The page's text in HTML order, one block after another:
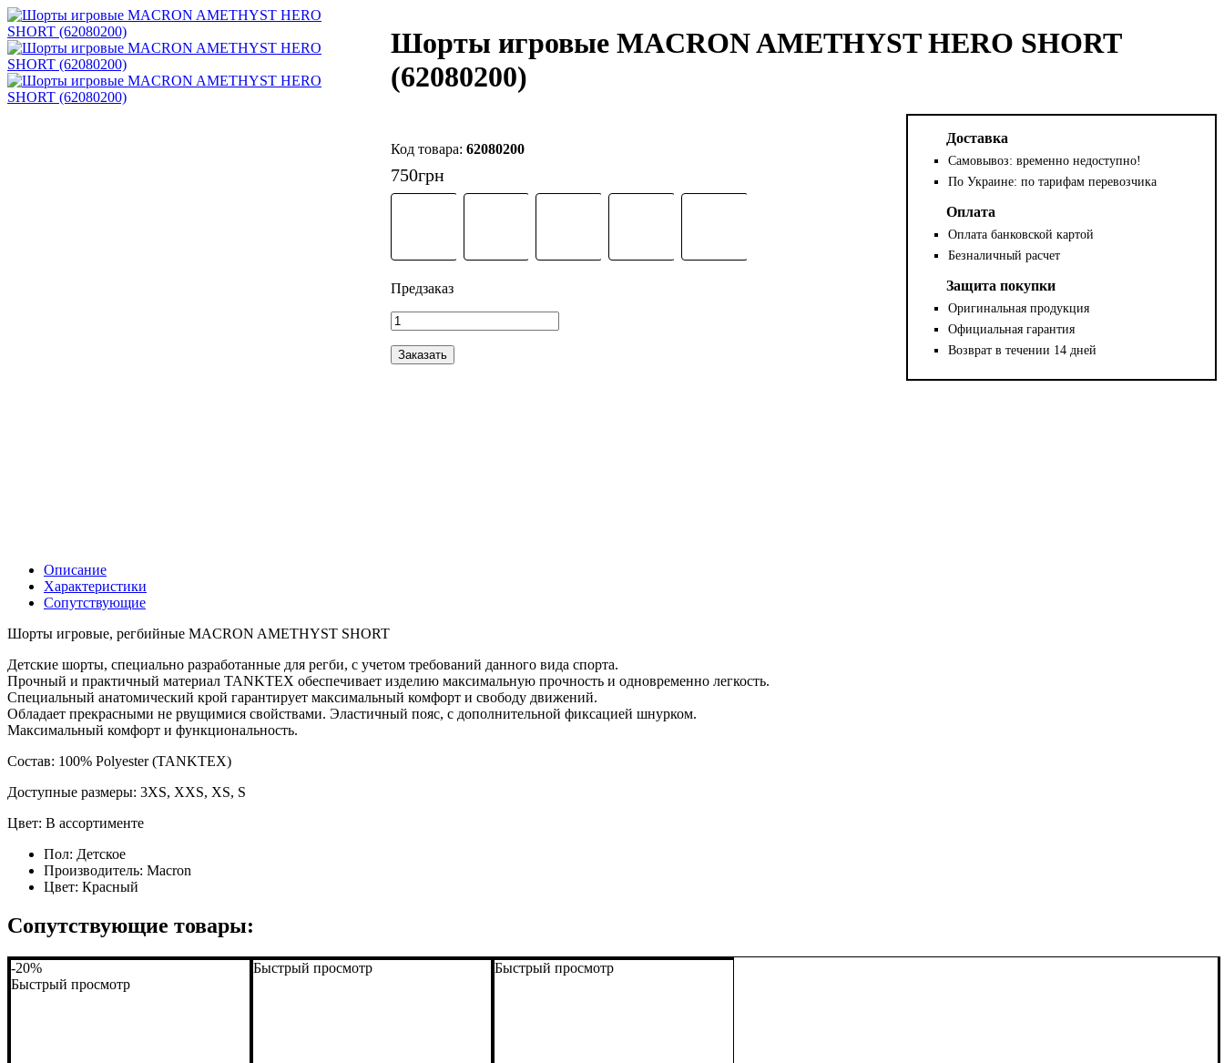
Шорты игровые MACRON AMETHYST HERO SHORT
(62080200)
62080200
750грн
Заказать
Доставка
Самовывоз: временно недоступно!
По Украине: по тарифам перевозчика
Оплата
Оплата банковской картой
Безналичный расчет
Защита покупки
Оригинальная продукция
Официальная гарантия
Возврат в течении 14 дней
Описание
Характеристики
Сопутствующие
Шорты игровые, регбийные MACRON AMETHYST SHORT
Детские шорты, специально разработанные для регби, с учетом требований данного вида спорта.
Прочный и практичный материал TANKTEX обеспечивает изделию максимальную прочность и одновременно легкость.
Специальный анатомический крой гарантирует максимальный комфорт и свободу движений.
Обладает прекрасными не рвущимися свойствами. Эластичный пояс, с дополнительной фиксацией шнурком.
Максимальный комфорт и функциональность.
Состав: 100% Polyester (TANKTEX)
Доступные размеры: 3XS, XXS, XS, S
Цвет: В ассортименте
Пол: Детское
Производитель: Macron
Цвет: Красный
Сопутствующие товары:
-20%
Быстрый просмотр
Быстрый просмотр Быстрый просмотр